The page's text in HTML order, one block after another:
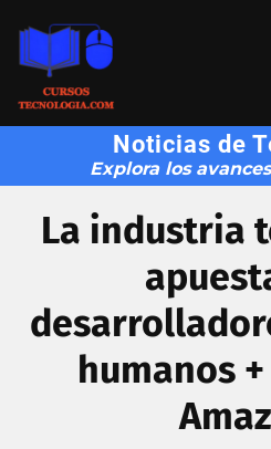
Noticias de
Explora los
La industria
humanos